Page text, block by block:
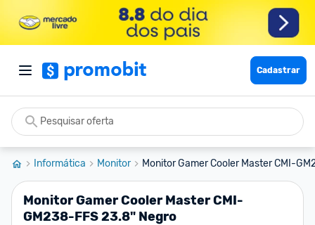
Cadastrar
Informática Monitor Monitor Gamer Cooler Master CMI-
Monitor Gamer Cooler Master CMI-
GM238-FFS 23.8" Negro